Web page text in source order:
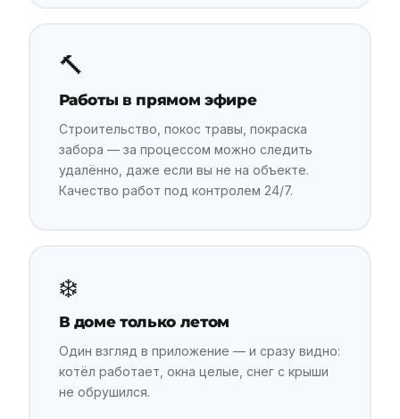
🔨
Работы в прямом эфире
Строительство, покос травы, покраска
забора — за процессом можно следить
удалённо, даже если вы не на объекте.
Качество работ под контролем 24/7.
❄️
В доме только летом
Один взгляд в приложение — и сразу видно:
котёл работает, окна целые, снег с крыши
не обрушился.